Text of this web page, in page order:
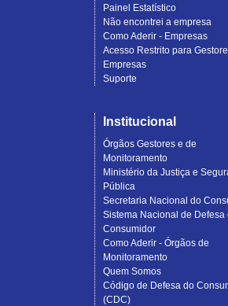
Painel Estatístico
Não encontrei a empresa
Como Aderir - Empresas
Acesso Restrito para
Empresas
Suporte
Institucional
Órgãos Gestores e de
Monitoramento
Ministério da Justiça e
Pública
Secretaria Nacional do
Sistema Nacional de Defesa
Consumidor
Como Aderir - Órgãos de
Monitoramento
Quem Somos
Código de Defesa do
(CDC)